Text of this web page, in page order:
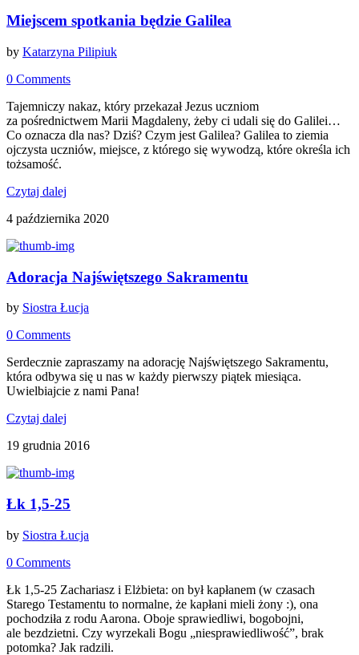
Miejscem spotkania będzie Galilea
by Katarzyna Pilipiuk
0 Comments
Tajemniczy nakaz, który przekazał Jezus uczniom
za pośrednictwem Marii Magdaleny, żeby ci udali się do Galilei…
Co oznacza dla nas? Dziś? Czym jest Galilea? Galilea to ziemia
ojczysta uczniów, miejsce, z którego się wywodzą, które określa ich
tożsamość.
Czytaj dalej
4 października 2020
Adoracja Najświętszego Sakramentu
by Siostra Łucja
0 Comments
Serdecznie zapraszamy na adorację Najświętszego Sakramentu,
która odbywa się u nas w każdy pierwszy piątek miesiąca.
Uwielbiajcie z nami Pana!
Czytaj dalej
19 grudnia 2016
Łk 1,5-25
by Siostra Łucja
0 Comments
Łk 1,5-25 Zachariasz i Elżbieta: on był kapłanem (w czasach
Starego Testamentu to normalne, że kapłani mieli żony :), ona
pochodziła z rodu Aarona. Oboje sprawiedliwi, bogobojni,
ale bezdzietni. Czy wyrzekali Bogu „niesprawiedliwość”, brak
potomka? Jak radzili.